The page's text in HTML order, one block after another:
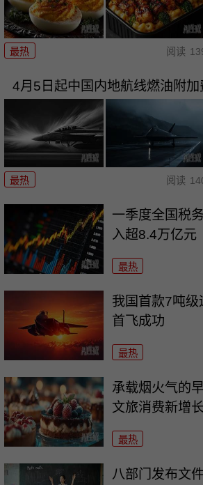
最热 阅读
4月5日起中国内地航线燃油附加
最热 阅读
一季度全国税
入超8.4万亿元
最热
我国首款7吨
首飞成功
最热
承载烟火气的
文旅消费新增
最热
八部门发布文